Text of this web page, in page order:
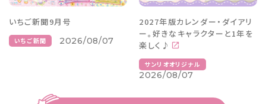
いちご新聞9月号
いちご新聞 2026/08/07
2027年版カレンダー・ダイアリ
ー。好きなキャラクターと1年を
楽しく♪
サンリオオリジナル
2026/08/07